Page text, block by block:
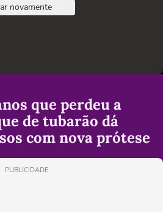
novamente
que perdeu a
de tubarão dá
com nova prótese
PUBLICIDADE